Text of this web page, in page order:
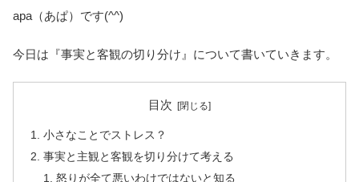
apa（あぱ）です(^^)
今日は『事実と客観の切り分け』について書いていきます。
目次
小さなことでストレス？
事実と主観と客観を切り分けて考える
怒りが全て悪いわけではないと知る